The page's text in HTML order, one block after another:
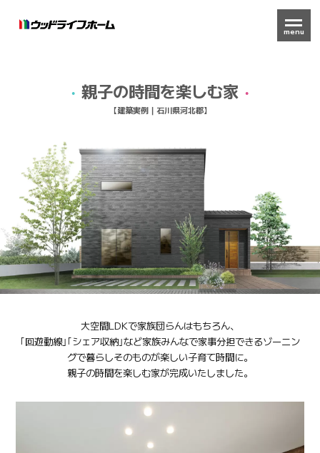
menu
親子の時間を楽しむ家
【建築実例｜石川県河北郡】
大空間LDKで家族団らんはもちろん、
｢回遊動線｣｢シェア収納｣など家族みんなで家事分担できるゾーニン
グで暮らしそのものが楽しい子育て時間に。
親子の時間を楽しむ家が完成いたしました。